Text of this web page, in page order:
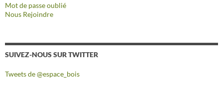
Mot de passe oublié
Nous Rejoindre
SUIVEZ-NOUS SUR TWITTER
Tweets de @espace_bois